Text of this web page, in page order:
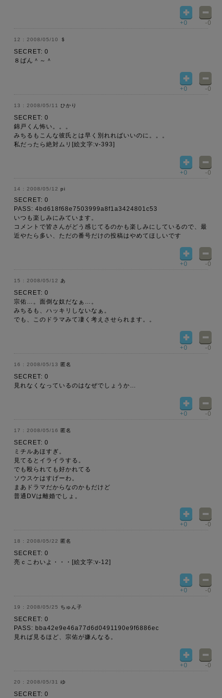
+0 -0
2008/05/10 ＄
SECRET: 0
８ばん＾～＾
+0 -0
2008/05/11 ひかり
SECRET: 0
錦戸くん怖い。。。
みちるもこんな彼氏とは早く別れればいいのに。。。
私だったら絶対ムリ[絵文字:v-393]
+0 -0
2008/05/12 pi
SECRET: 0
PASS: 4bd618f68e7503999a8f1a3424801c53
いつも楽しみにみています。
コメントで皆さんがどう感じてるのかも楽しみにしているので、最
近やたら多い、ただの番号だけの投稿はやめてほしいです
+0 -0
2008/05/12 あ
SECRET: 0
宗佑…。面倒な奴だなぁ…。
みちるも、ハッキリしないなぁ。
でも、このドラマみて凄く考えさせられます。。
+0 -0
2008/05/13 匿名
SECRET: 0
見れなくなっているのはなぜでしょうか…
+0 -0
2008/05/16 匿名
SECRET: 0
ミチルあほすぎ。
見てるとイライラする。
でも殴られても好かれてる
ソウスケはすげーわ。
まあドラマだからなのかもだけど
普通DVは離婚でしょ。
+0 -0
2008/05/22 匿名
SECRET: 0
亮ｃこわいよ・・・[絵文字:v-12]
+0 -0
2008/05/25 ちゅん子
SECRET: 0
PASS: bba42e9e46a77d6d0491190e9f6886ec
見れば見るほど、宗佑が嫌んなる。
+0 -0
2008/05/31 ゆ
SECRET: 0